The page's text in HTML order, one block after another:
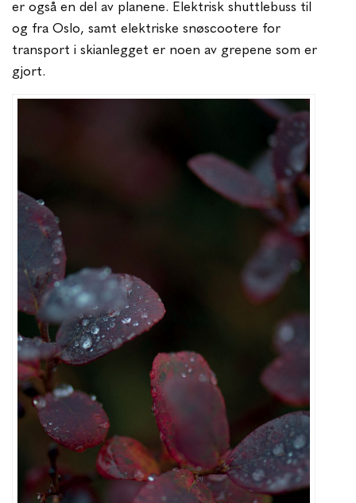
er også en del av planene. Elektrisk shuttlebuss til
og fra Oslo, samt elektriske snøscootere for
transport i skianlegget er noen av grepene som er
gjort.